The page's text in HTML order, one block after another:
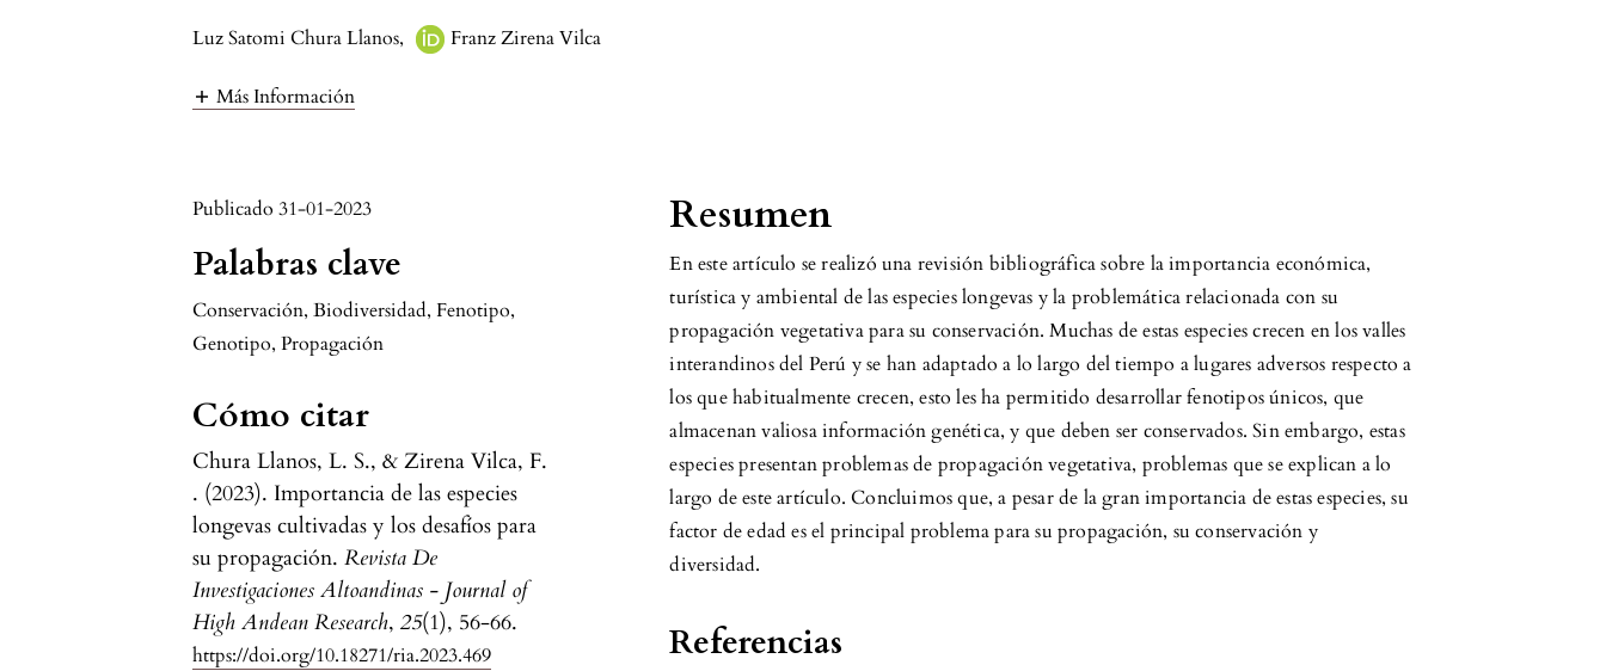
Luz Satomi Chura Llanos, Franz Zirena Vilca
Más Información
Publicado 31-01-2023
Palabras clave
Conservación, Biodiversidad, Fenotipo,
Genotipo, Propagación
Cómo citar
Chura Llanos, L. S., & Zirena Vilca, F.
. (2023). Importancia de las especies
longevas cultivadas y los desafíos para
su propagación.Revista De
Investigaciones Altoandinas - Journal of
High Andean Research,25(1), 56-66.
https://doi.org/10.18271/ria.2023.469
Resumen
En este artículo se realizó una revisión bibliográfica sobre la importancia económica,
turística y ambiental de las especies longevas y la problemática relacionada con su
propagación vegetativa para su conservación. Muchas de estas especies crecen en los valles
interandinos del Perú y se han adaptado a lo largo del tiempo a lugares adversos respecto a
los que habitualmente crecen, esto les ha permitido desarrollar fenotipos únicos, que
almacenan valiosa información genética, y que deben ser conservados. Sin embargo, estas
especies presentan problemas de propagación vegetativa, problemas que se explican a lo
largo de este artículo. Concluimos que, a pesar de la gran importancia de estas especies, su
factor de edad es el principal problema para su propagación, su conservación y
diversidad.
Referencias